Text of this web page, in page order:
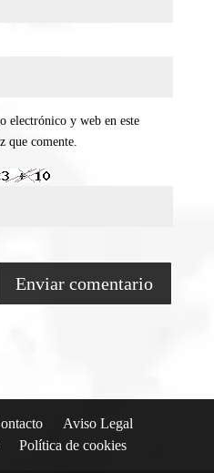
electrónico y web en este
que comente.
Aviso Legal
Política de cookies